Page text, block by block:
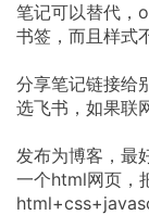
笔记可以替代，
书签，而且样式
分享笔记链接给
选飞书，如果联
发布为博客，最
一个html网页，